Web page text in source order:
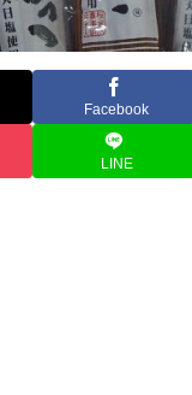
Facebook
LINE